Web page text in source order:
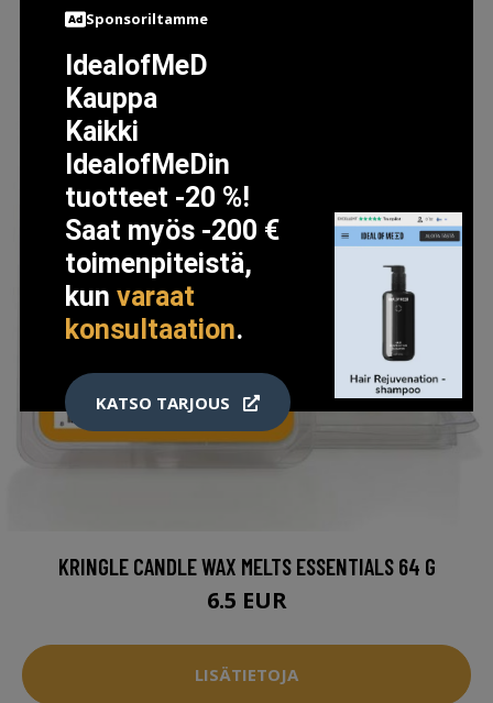
KRINGLE CANDLE WAX MELTS ESSENTIALS 64 G
6.5 EUR
LISÄTIETOJA
Sponsoriltamme
IdealofMeD
Kauppa
Kaikki
IdealofMeDin
tuotteet -20 %!
Saat myös -200 €
toimenpiteistä,
kunvaraat
konsultaation.
KATSO TARJOUS